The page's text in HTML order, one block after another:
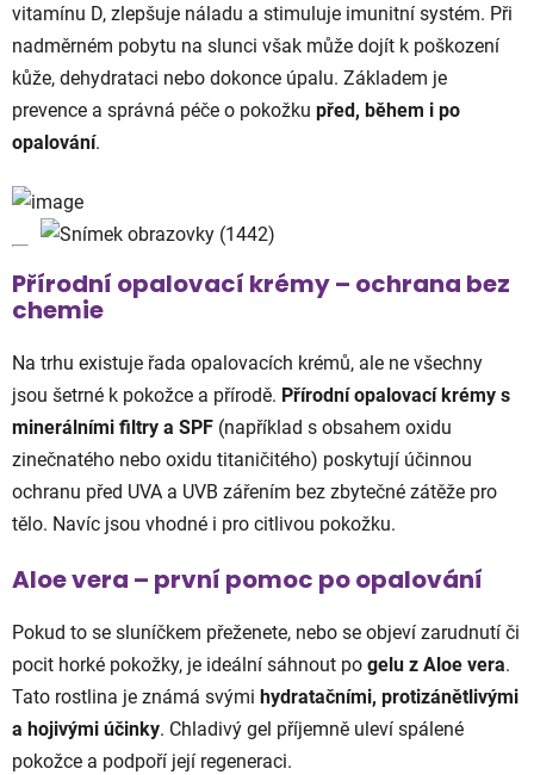
vitamínu D, zlepšuje náladu a stimuluje imunitní systém. Při
nadměrném pobytu na slunci však může dojít k poškození
kůže, dehydrataci nebo dokonce úpalu. Základem je
prevence a správná péče o pokožku před, během i po
opalování.
Přírodní opalovací krémy – ochrana bez
chemie
Na trhu existuje řada opalovacích krémů, ale ne všechny
jsou šetrné k pokožce a přírodě. Přírodní opalovací krémy s
minerálními filtry a SPF (například s obsahem oxidu
zinečnatého nebo oxidu titaničitého) poskytují účinnou
ochranu před UVA a UVB zářením bez zbytečné zátěže pro
tělo. Navíc jsou vhodné i pro citlivou pokožku.
Aloe vera – první pomoc po opalování
Pokud to se sluníčkem přeženete, nebo se objeví zarudnutí či
pocit horké pokožky, je ideální sáhnout po gelu z Aloe vera.
Tato rostlina je známá svými hydratačními, protizánětlivými
a hojivými účinky. Chladivý gel příjemně uleví spálené
pokožce a podpoří její regeneraci.